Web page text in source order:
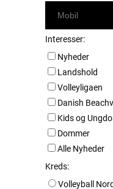
Interesser:
Nyheder
Landshold
Volleyligaen
Danish
Kids og
Dommer
Alle Nyheder
Kreds:
Volleyball